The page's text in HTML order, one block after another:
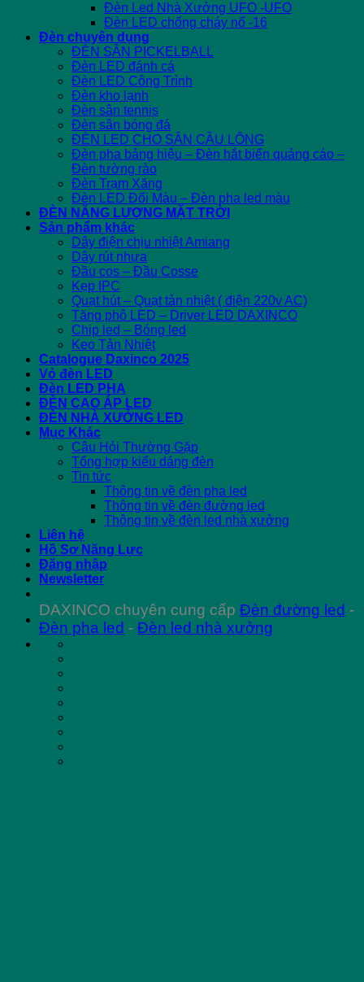
Đèn Led Nhà Xưởng UFO -UFO
Đèn LED chống cháy nổ -16
Đèn chuyên dụng
ĐÈN SÂN PICKELBALL
Đèn LED đánh cá
Đèn LED Công Trình
Đèn kho lạnh
Đèn sân tennis
Đèn sân bóng đá
ĐÈN LED CHO SÂN CẦU LÔNG
Đèn pha bảng hiệu – Đèn hắt biển quảng cáo –
Đèn tường rào
Đèn Trạm Xăng
Đèn LED Đổi Màu – Đèn pha led màu
ĐÈN NĂNG LƯỢNG MẶT TRỜI
Sản phẩm khác
Dây điện chịu nhiệt Amiang
Dây rút nhựa
Đầu cos – Đầu Cosse
Kẹp IPC
Quạt hút – Quạt tản nhiệt ( điện 220v AC)
Tăng phô LED – Driver LED DAXINCO
Chip led – Bóng led
Keo Tản Nhiệt
Catalogue Daxinco 2025
Vỏ đèn LED
Đèn LED PHA
ĐÈN CAO ÁP LED
ĐÈN NHÀ XƯỞNG LED
Mục Khác
Câu Hỏi Thường Gặp
Tổng hợp kiểu dáng đèn
Tin tức
Thông tin về đèn pha led
Thông tin về đèn đường led
Thông tin về đèn led nhà xưởng
Liên hệ
Hồ Sơ Năng Lực
Đăng nhập
Newsletter
DAXINCO chuyên cung cấp Đèn đường led -
Đèn pha led - Đèn led nhà xưởng